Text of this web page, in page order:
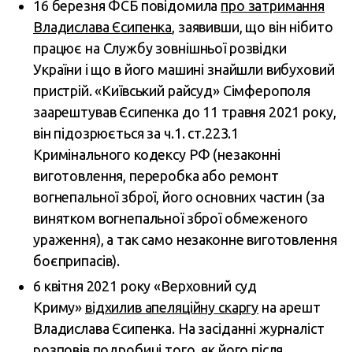
16 березня ФСБ повідомила про затримання
Владислава Єсипенка, заявивши, що він нібито
працює на Службу зовнішньої розвідки
України і що в його машині знайшли вибуховий
пристрій. «Київський райсуд» Сімферополя
заарештував Єсипенка до 11 травня 2021 року,
він підозрюється за ч.1. ст.223.1
Кримінального кодексу РФ (незаконні
виготовлення, переробка або ремонт
вогнепальної зброї, його основних частин (за
винятком вогнепальної зброї обмеженого
ураження), а так само незаконне виготовлення
боєприпасів).
6 квітня 2021 року «Верховний суд
Криму» відхилив апеляційну скаргу на арешт
Владислава Єсипенка. На засіданні журналіст